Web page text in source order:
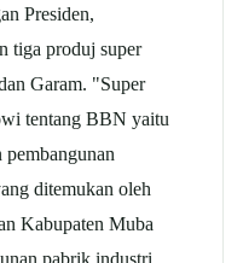
Presiden,
tiga produj super
Garam. "Super
tentang BBN yaitu
pembangunan
ditemukan oleh
Kabupaten Muba